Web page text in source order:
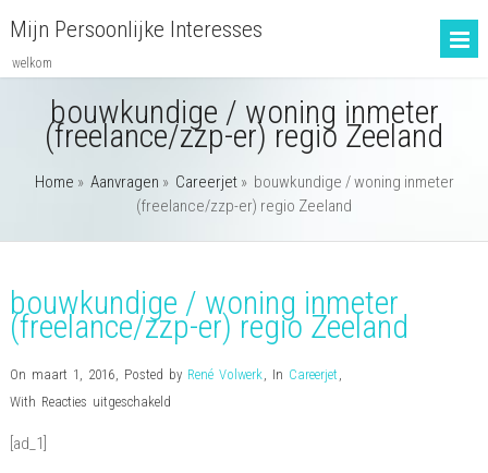
Mijn Persoonlijke Interesses
welkom
bouwkundige / woning inmeter
(freelance/zzp-er) regio Zeeland
Home » Aanvragen » Careerjet» bouwkundige / woning inmeter
(freelance/zzp-er) regio Zeeland
bouwkundige / woning inmeter
(freelance/zzp-er) regio Zeeland
On maart 1, 2016, Posted by René Volwerk, In Careerjet ,
With Reacties uitgeschakeldvoor
[ad_1]